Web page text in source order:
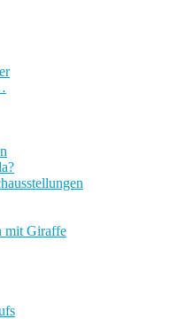
mit Giraffe